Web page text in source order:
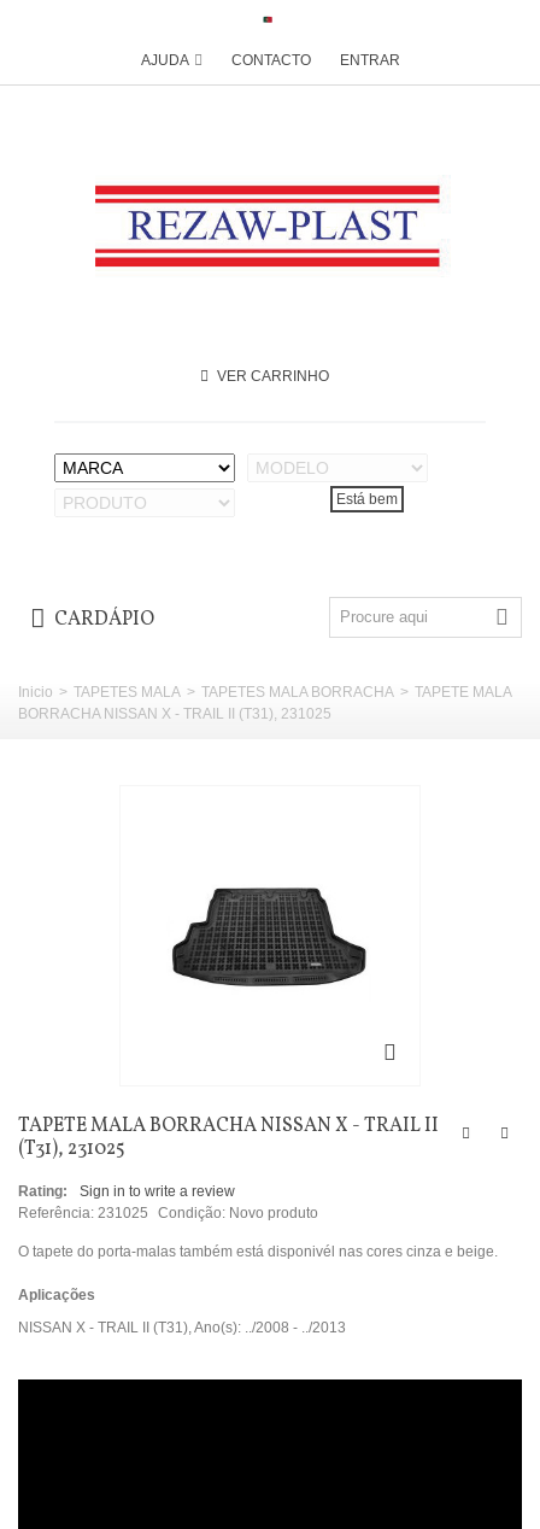
AJUDA CONTACTO ENTRAR
VER CARRINHO
CARDÁPIO
Inicio > TAPETES MALA > TAPETES MALA BORRACHA > TAPETE MALA
BORRACHA NISSAN X - TRAIL II (T31), 231025
TAPETE MALA BORRACHA NISSAN X - TRAIL II
(T31), 231025
Rating:
Sign in to write a review
Referência: 231025 Condição: Novo produto
O tapete do porta-malas também está disponivél nas cores cinza e beige.
Aplicações
NISSAN X - TRAIL II (T31), Ano(s): ../2008 - ../2013